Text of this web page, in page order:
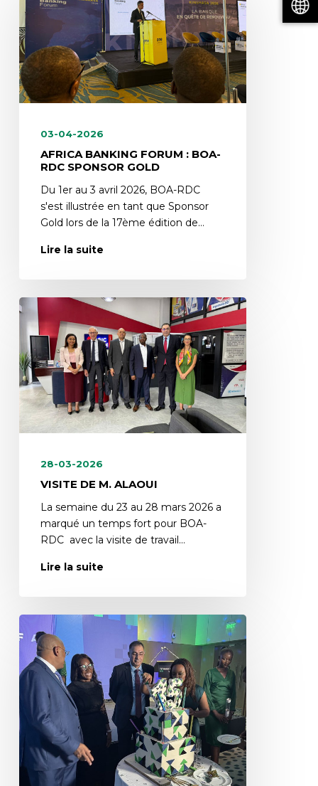
03-04-2026
AFRICA BANKING FORUM : BOA-
RDC SPONSOR GOLD
Du 1er au 3 avril 2026, BOA-RDC
s'est illustrée en tant que Sponsor
Gold lors de la 17ème édition de…
Lire la suite
28-03-2026
VISITE DE M. ALAOUI
La semaine du 23 au 28 mars 2026 a
marqué un temps fort pour BOA-
RDC avec la visite de travail…
Lire la suite